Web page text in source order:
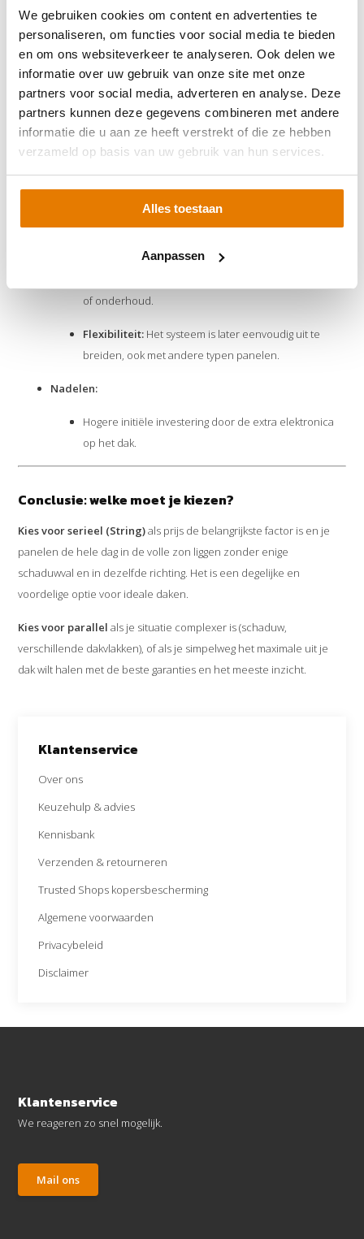
We gebruiken cookies om content en advertenties te
personaliseren, om functies voor social media te bieden
en om ons websiteverkeer te analyseren. Ook delen we
informatie over uw gebruik van onze site met onze
partners voor social media, adverteren en analyse. Deze
partners kunnen deze gegevens combineren met andere
informatie die u aan ze heeft verstrekt of die ze hebben
verzameld op basis van uw gebruik van hun services.
Alles toestaan
Aanpassen
Klantenservice
Over ons
Keuzehulp & advies
Kennisbank
Verzenden & retourneren
Trusted Shops kopersbescherming
Algemene voorwaarden
Privacybeleid
Disclaimer
Power Optimizers (bijv. SolarEdge):Achter elk paneel zit
een optimizer die de opbrengst per paneel maximaliseert,
waarna de stroom naar een centrale omvormer gaat.
Voordelen:
Maximale opbrengst:Elk paneel presteert
onafhankelijk; schaduw op één paneel heeft geen
Monitoring per paneel:Je ziet via een app precies
wat elk paneel afzonderlijk doet.
Het systeem kan zichzelf uitschakelen tot
of onderhoud.
Flexibiliteit: Het systeem is later eenvoudig uit te
breiden, ook met andere typen panelen.
Nadelen:
Hogere initiële investering door de extra elektronica
op het dak.
Conclusie: welke moet je kiezen?
Kies voor serieel (String)als prijs de belangrijkste factor is en je
panelen de hele dag in de volle zon liggen zonder enige
schaduwval en in dezelfde richting. Het is een degelijke en
voordelige optie voor ideale daken.
Kies voor parallel als je situatie complexer is (schaduw,
verschillende dakvlakken), of als je simpelweg het maximale uit je
dak wilt halen met de beste garanties en het meeste inzicht.
Klantenservice
We reageren zo snel mogelijk.
Mail ons